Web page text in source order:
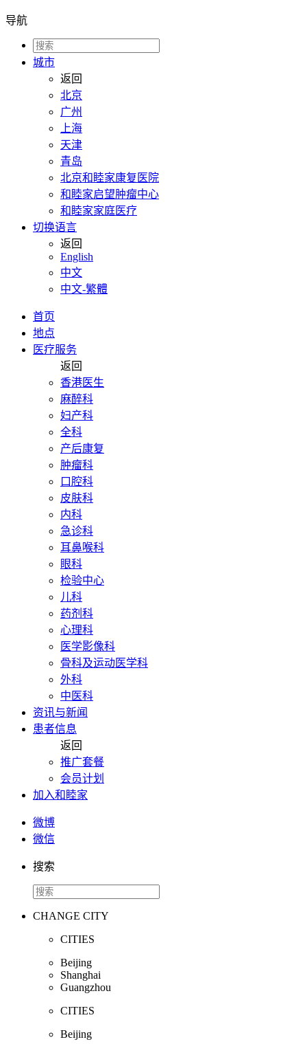
导航
城市
返回
北京
广州
上海
天津
青岛
北京和睦家康复医院
和睦家启望肿瘤中心
和睦家家庭医疗
切换语言
返回
English
中文
中文-繁體
首页
地点
医疗服务
返回
香港医生
麻醉科
妇产科
全科
产后康复
肿瘤科
口腔科
皮肤科
内科
急诊科
耳鼻喉科
眼科
检验中心
儿科
药剂科
心理科
医学影像科
骨科及运动医学科
外科
中医科
资讯与新闻
患者信息
返回
推广套餐
会员计划
加入和睦家
微博
微信
搜索
CHANGE CITY
CITIES
Beijing
Shanghai
Guangzhou
CITIES
Beijing